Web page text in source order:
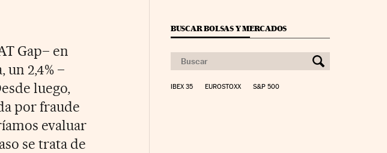
Gap– en
un 2,4% –
luego,
por fraude
evaluar
se trata de
BUSCAR BOLSAS Y MERCADOS
IBEX 35 EUROSTOXX S&P 500